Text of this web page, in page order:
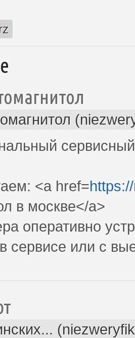
<a href=
в москве</a>
оперативно
сервисе или с